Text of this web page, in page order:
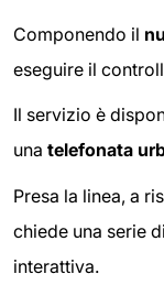
Componendo il
eseguire il
Il servizio è
una telefonata
Presa la linea, a
chiede una serie
interattiva.